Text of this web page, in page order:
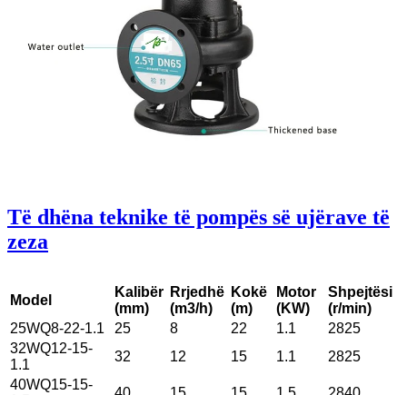
Të dhëna teknike të pompës së ujërave të
zeza
Model
Kalibër
(mm)
Rrjedhë
(m3/h)
Kokë
(m)
Motor
(KW)
Shpejtësi
(r/min)
25WQ8-22-1.1
25 8 22 1.1
2825
32WQ12-15-
1.1
32 12 15 1.1
2825
40WQ15-15-